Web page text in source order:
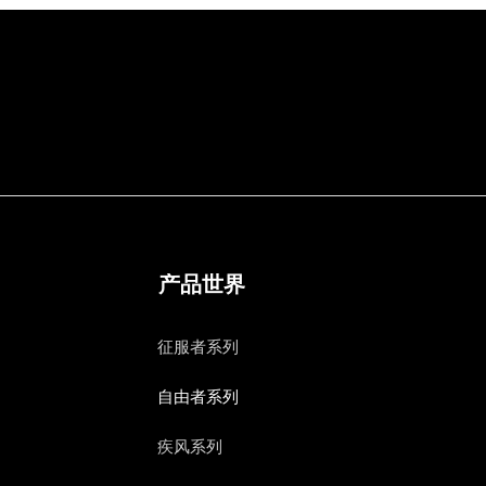
产品世界
征服者系列
自由者系列
疾风系列